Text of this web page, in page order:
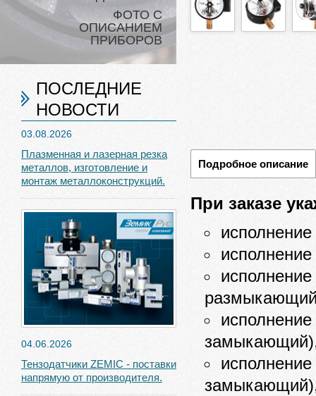
ФОТО С
ОПИСАНИЕМ
ПРИБОРОВ
ПОСЛЕДНИЕ
НОВОСТИ
03.08.2026
Плазменная и лазерная резка
металлов, изготовление и
монтаж металлоконструкций.
04.06.2026
Тензодатчики ZEMIC - поставки
напрямую от производителя.
Подробное описание
При заказе